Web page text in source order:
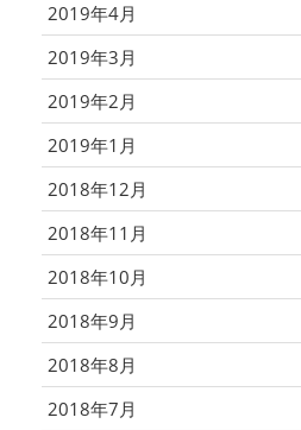
2019年4月
2019年3月
2019年2月
2019年1月
2018年12月
2018年11月
2018年10月
2018年9月
2018年8月
2018年7月